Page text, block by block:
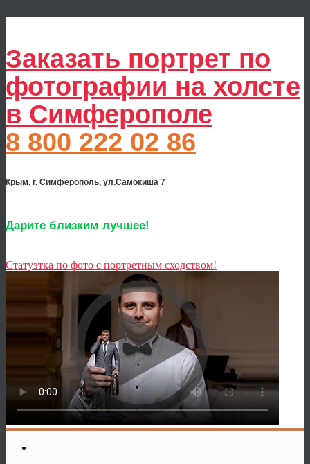
Заказать портрет по
фотографии на холсте
в Симферополе
8 800 222 02 86
Крым, г. Симферополь, ул.Самокиша 7
Дарите близким лучшее!
Статуэтка по фото с портретным сходством!